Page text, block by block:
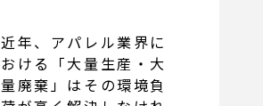
近年、アパレル業界に
おける「大量生産・大
量廃棄」はその環境負